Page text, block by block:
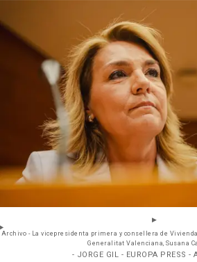
Archivo - La vicepresidenta primera y consellera de
Generalitat Valenciana, Susana
- JORGE GIL - EUROPA PRESS -